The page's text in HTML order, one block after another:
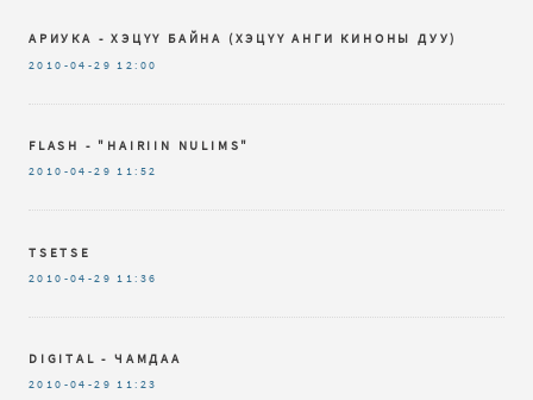
АРИУКА - ХЭЦҮҮ БАЙНА (ХЭЦҮҮ АНГИ КИНОНЫ ДУУ)
2010-04-29 12:00
FLASH - "HAIRIIN NULIMS"
2010-04-29 11:52
TSETSE
2010-04-29 11:36
DIGITAL - ЧАМДАА
2010-04-29 11:23